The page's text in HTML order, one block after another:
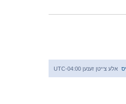
אלע צייטן זענען UTC-04:00